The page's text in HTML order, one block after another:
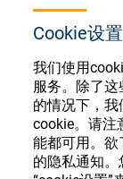
Cookie设置
我们使用
服务。除了
的情况下，
cookie。请注
能都可用。
的隐私通知
汉语
眼镜光学
精密光学
English
Deutsch
Español
Français
眼镜光
注册或登录
种眼镜光学